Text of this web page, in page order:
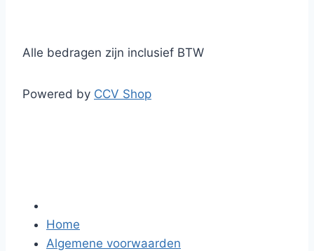
Alle bedragen zijn inclusief BTW
Powered by CCV Shop
Home
Algemene voorwaarden